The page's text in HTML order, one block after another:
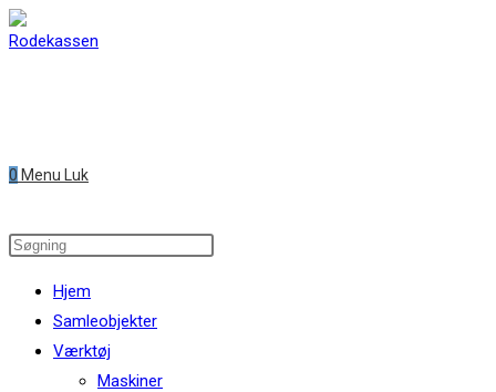
Skip
to
0 Menu Luk
Search
website
Hjem
Samleobjekter
Værktøj
Maskiner